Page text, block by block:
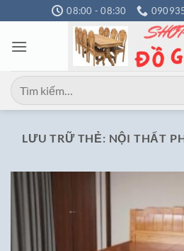
qua
nội
08:00 - 08:30
Tìm
kiếm:
LƯU TRỮ THẺ: NỘI THẤT